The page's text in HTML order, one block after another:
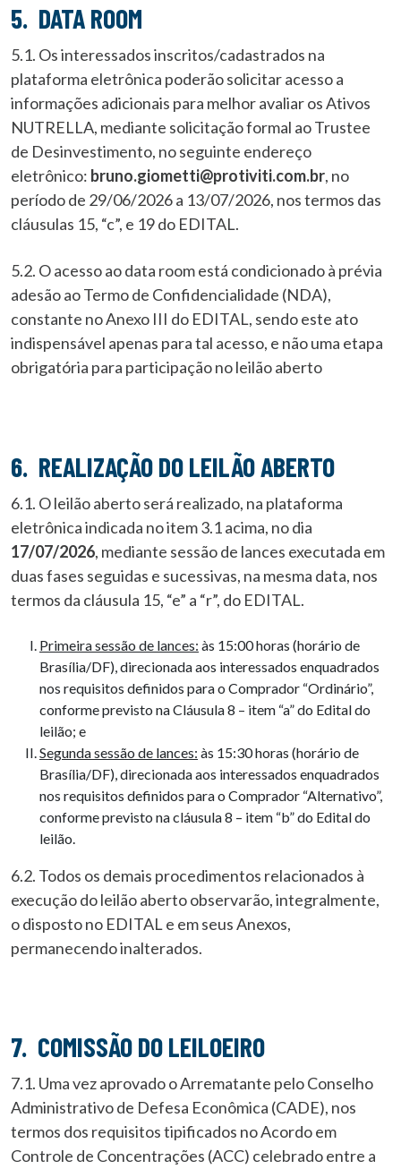
5. DATA ROOM
5.1. Os interessados inscritos/cadastrados na
plataforma eletrônica poderão solicitar acesso a
informações adicionais para melhor avaliar os Ativos
NUTRELLA, mediante solicitação formal ao Trustee
de Desinvestimento, no seguinte endereço
eletrônico: bruno.giometti@protiviti.com.br, no
período de 29/06/2026 a 13/07/2026, nos termos das
cláusulas 15, “c”, e 19 do EDITAL.
5.2. O acesso ao data room está condicionado à prévia
adesão ao Termo de Confidencialidade (NDA),
constante no Anexo III do EDITAL, sendo este ato
indispensável apenas para tal acesso, e não uma etapa
obrigatória para participação no leilão aberto
6. REALIZAÇÃO DO LEILÃO ABERTO
6.1. O leilão aberto será realizado, na plataforma
eletrônica indicada no item 3.1 acima, no dia
17/07/2026, mediante sessão de lances executada em
duas fases seguidas e sucessivas, na mesma data, nos
termos da cláusula 15, “e” a “r”, do EDITAL.
Primeira sessão de lances: às 15:00 horas (horário de
Brasília/DF), direcionada aos interessados enquadrados
nos requisitos definidos para o Comprador “Ordinário”,
conforme previsto na Cláusula 8 – item “a” do Edital do
leilão; e
Segunda sessão de lances: às 15:30 horas (horário de
Brasília/DF), direcionada aos interessados enquadrados
nos requisitos definidos para o Comprador “Alternativo”,
conforme previsto na cláusula 8 – item “b” do Edital do
leilão.
6.2. Todos os demais procedimentos relacionados à
execução do leilão aberto observarão, integralmente,
o disposto no EDITAL e em seus Anexos,
permanecendo inalterados.
7. COMISSÃO DO LEILOEIRO
7.1. Uma vez aprovado o Arrematante pelo Conselho
Administrativo de Defesa Econômica (CADE), nos
termos dos requisitos tipificados no Acordo em
Controle de Concentrações (ACC) celebrado entre a